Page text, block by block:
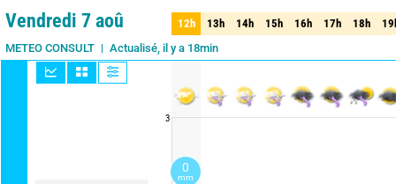
1 jour 3 jours 7 jours 15 jours Fiabilité 90%
Vendredi 7 aoû
METEO CONSULT Actualisé, il y a 18min
3
12h 13h 14h 15h 16h 17h 18h
12h 13h 14h 15h 16h 17h 18h
0
mm